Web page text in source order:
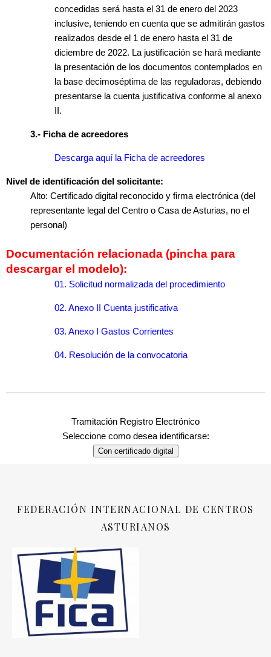
concedidas será hasta el 31 de enero del 2023
inclusive, teniendo en cuenta que se admitirán gastos
realizados desde el 1 de enero hasta el 31 de
diciembre de 2022. La justificación se hará mediante
la presentación de los documentos contemplados en
la base decimoséptima de las reguladoras, debiendo
presentarse la cuenta justificativa conforme al anexo
II.
3.- Ficha de acreedores
Descarga aquí la Ficha de acreedores
Nivel de identificación del solicitante:
Alto: Certificado digital reconocido y firma electrónica (del
representante legal del Centro o Casa de Asturias, no el
personal)
Documentación relacionada (pincha para
descargar el modelo):
01. Solicitud normalizada del procedimiento
02. Anexo II Cuenta justificativa
03. Anexo I Gastos Corrientes
04. Resolución de la convocatoria
Tramitación Registro Electrónico
Seleccione como desea identificarse:
Con certificado digital
FEDERACIÓN INTERNACIONAL DE CENTROS
ASTURIANOS